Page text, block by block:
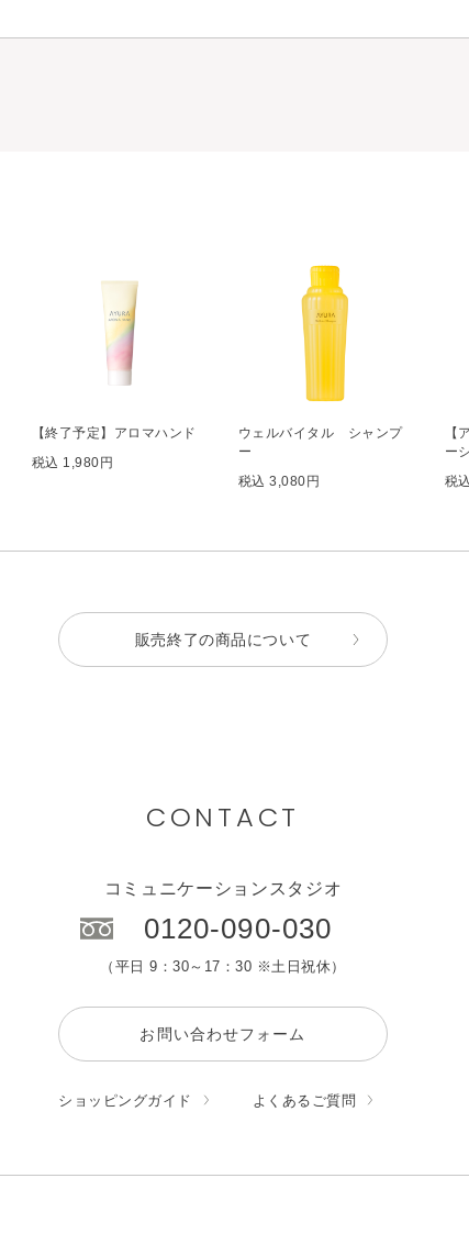
【終了予定】アロマハンド
税込 1,980円
ウェルバイタル シャンプ
ー
税込 3,080円
【
ー
税
販売終了の商品について
CONTACT
コミュニケーションスタジオ
0120-090-030
（平日 9：30～17：30 ※土日祝休）
お問い合わせフォーム
ショッピングガイド よくあるご質問